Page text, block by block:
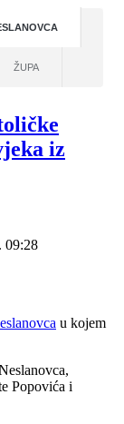
ŽUPA
iz
09:28
u kojem
Popovića i